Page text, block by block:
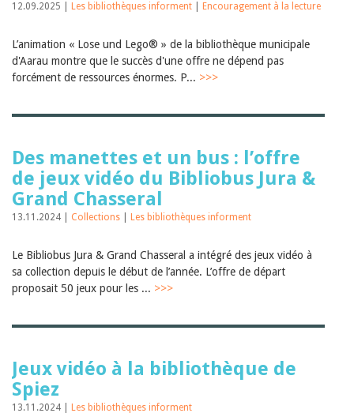
12.09.2025 | Les bibliothèques informent Encouragement à la lecture
L’animation « Lose und Lego® » de la bibliothèque municipale
d'Aarau montre que le succès d'une offre ne dépend pas
forcément de ressources énormes. P... >>>
Des manettes et un bus : l’offre
de jeux vidéo du Bibliobus Jura &
Grand Chasseral
13.11.2024 | Collections Les bibliothèques informent
Le Bibliobus Jura & Grand Chasseral a intégré des jeux vidéo à
sa collection depuis le début de l’année. L’offre de départ
proposait 50 jeux pour les ... >>>
Jeux vidéo à la bibliothèque de
Spiez
13.11.2024 | Les bibliothèques informent